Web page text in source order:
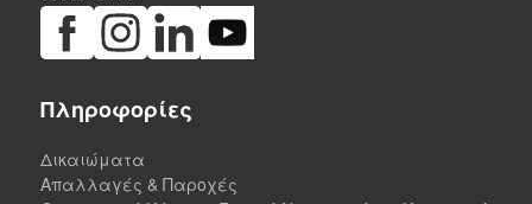
Πληροφορίες
Δικαιώματα
Απαλλαγές & Παροχές